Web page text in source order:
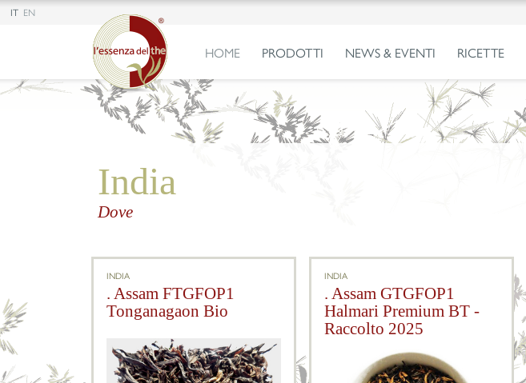
IT EN
HOME PRODOTTI NEWS & EVENTI RICETTE
India
Dove
INDIA
. Assam FTGFOP1
Tonganagaon Bio
INDIA
. Assam GTGFOP1
Halmari Premium BT -
Raccolto 2025